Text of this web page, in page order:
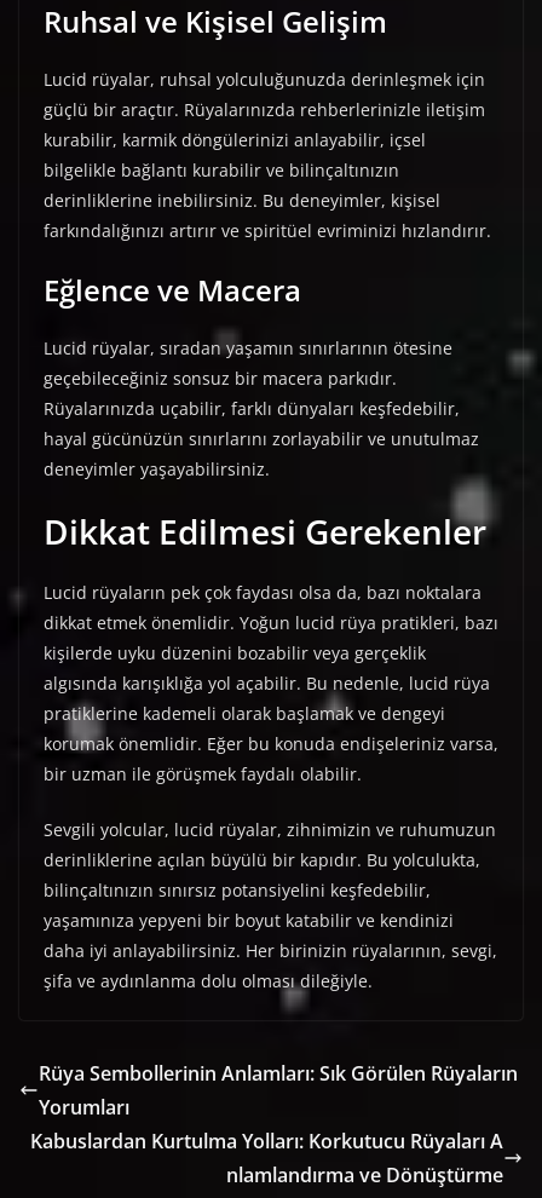
Ruhsal ve Kişisel Gelişim
Lucid rüyalar, ruhsal yolculuğunuzda derinleşmek için
güçlü bir araçtır. Rüyalarınızda rehberlerinizle iletişim
kurabilir, karmik döngülerinizi anlayabilir, içsel
bilgelikle bağlantı kurabilir ve bilinçaltınızın
derinliklerine inebilirsiniz. Bu deneyimler, kişisel
farkındalığınızı artırır ve spiritüel evriminizi hızlandırır.
Eğlence ve Macera
Lucid rüyalar, sıradan yaşamın sınırlarının ötesine
geçebileceğiniz sonsuz bir macera parkıdır.
Rüyalarınızda uçabilir, farklı dünyaları keşfedebilir,
hayal gücünüzün sınırlarını zorlayabilir ve unutulmaz
deneyimler yaşayabilirsiniz.
Dikkat Edilmesi Gerekenler
Lucid rüyaların pek çok faydası olsa da, bazı noktalara
dikkat etmek önemlidir. Yoğun lucid rüya pratikleri, bazı
kişilerde uyku düzenini bozabilir veya gerçeklik
algısında karışıklığa yol açabilir. Bu nedenle, lucid rüya
pratiklerine kademeli olarak başlamak ve dengeyi
korumak önemlidir. Eğer bu konuda endişeleriniz varsa,
bir uzman ile görüşmek faydalı olabilir.
Sevgili yolcular, lucid rüyalar, zihnimizin ve ruhumuzun
derinliklerine açılan büyülü bir kapıdır. Bu yolculukta,
bilinçaltınızın sınırsız potansiyelini keşfedebilir,
yaşamınıza yepyeni bir boyut katabilir ve kendinizi
daha iyi anlayabilirsiniz. Her birinizin rüyalarının, sevgi,
şifa ve aydınlanma dolu olması dileğiyle.
Rüya Sembollerinin Anlamları: Sık Görülen Rüyaların
Yorumları
Kabuslardan Kurtulma Yolları: Korkutucu Rüyaları A
nlamlandırma ve Dönüştürme